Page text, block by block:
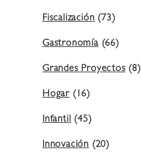
Fiscalización(73)
Gastronomía(66)
Grandes Proyectos(8)
Hogar (16)
Infantil(45)
Innovación (20)